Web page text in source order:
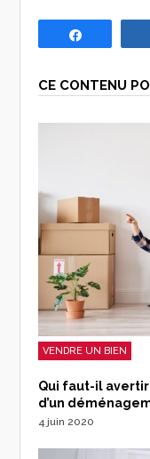
CE CONTENU
VENDRE UN BIEN
Qui faut-il avertir
d’un
4 juin 2020